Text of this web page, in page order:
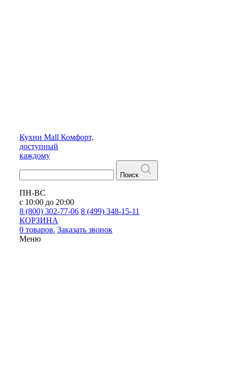
Кухни Mall Комфорт,
доступный
каждому
Поиск
ПН-ВС
с 10:00 до 20:00
8 (800) 302-77-06 8 (499) 348-15-11
КОРЗИНА
0 товаров. Заказать звонок
Меню